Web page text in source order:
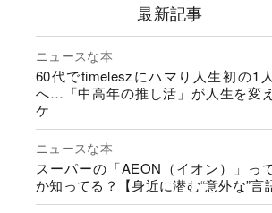
最新記事
ニュースな本
60代でtimeleszにハマり人生初の1
へ…「中高年の推し活」が人生を変
ケ
ニュースな本
スーパーの「AEON（イオン）」っ
か知ってる？【身近に潜む“意外な”言